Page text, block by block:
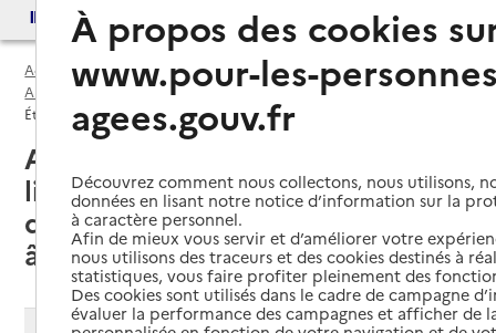
Accès aux annuaires Accès par besoin
Accueil Espace annuaire
EHPA par département
Alpes-de-Haute-Provence (04)
Établissement d'hébergement pour personnes âgées (EHPA)
Alpes-de-Haute-Provence (04) :
liste des établissements
d'hébergement pour personnes
âgées (EHPA)
À propos des cookies
www.pour-les-
agees.gouv.fr
Découvrez comment nous collectons, nous utilisons,
données en lisant notre notice d’information sur la
à caractère personnel.
Afin de mieux vous servir et d’améliorer votre
nous utilisons des traceurs et des cookies destinés à
statistiques, vous faire profiter pleinement des
Des cookies sont utilisés dans le cadre de campagne
évaluer la performance des campagnes et afficher de